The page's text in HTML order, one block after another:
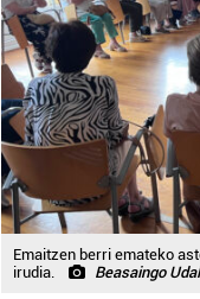
Emaitzen berri emateko
irudia.
Beasaingo